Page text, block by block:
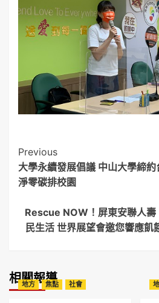
Post
Navigation
Previous
大學永續發展倡議 中山大學締
淨零碳排校園
Rescue NOW！屏東安聯人壽
民生活 世界展望會邀您響應飢
相關報導
地方 焦點 社會